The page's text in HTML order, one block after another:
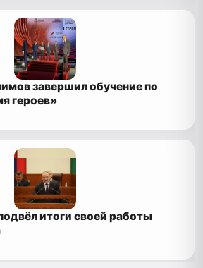
завершил обучение по
героев»
итоги своей работы